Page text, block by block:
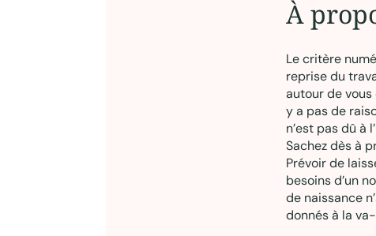
À
Le critère
reprise du
autour de vous
y a pas de
n’est pas dû à
Sachez dès à
Prévoir de
besoins d’un
de naissance
donnés à la